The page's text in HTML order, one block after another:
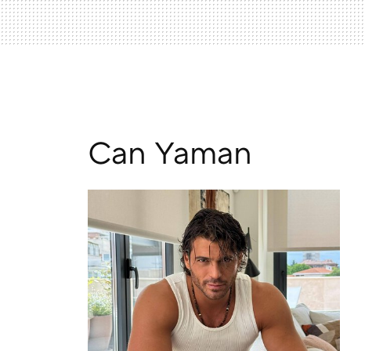
Can Yaman